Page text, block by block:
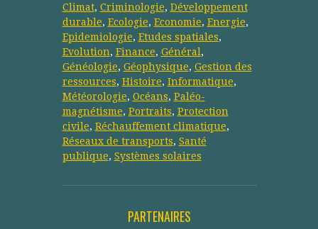
Climat, Criminologie, Développement
durable, Ecologie, Economie, Energie,
Epidemiologie, Etudes spatiales,
Evolution, Finance, Général ,
Généologie, Géophysique, Gestion des
ressources, Histoire, Informatique,
Météorologie, Océans, Paléo-
magnétisme, Portraits, Protection
civile, Réchauffement climatique,
Réseaux de transports, Santé
publique, Systèmes solaires
PARTENAIRES